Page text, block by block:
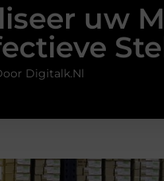
uw
Digitalk.nl